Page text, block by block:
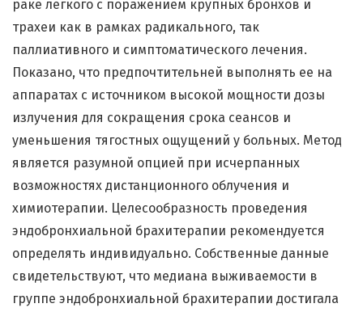
раке легкого с поражением крупных бронхов и
трахеи как в рамках радикального, так
паллиативного и симптоматического лечения.
Показано, что предпочтительней выполнять ее на
аппаратах с источником высокой мощности дозы
излучения для сокращения срока сеансов и
уменьшения тягостных ощущений у больных. Метод
является разумной опцией при исчерпанных
возможностях дистанционного облучения и
химиотерапии. Целесообразность проведения
эндобронхиальной брахитерапии рекомендуется
определять индивидуально. Собственные данные
свидетельствуют, что медиана выживаемости в
группе эндобронхиальной брахитерапии достигала